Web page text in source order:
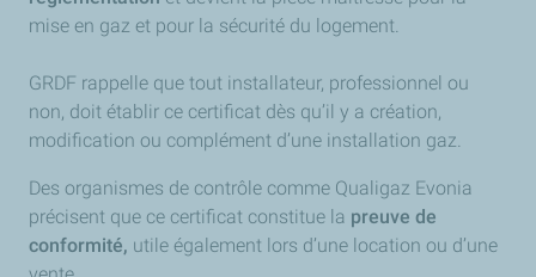
mise en gaz et pour la sécurité du logement.
GRDF rappelle que tout installateur, professionnel ou
non, doit établir ce certificat dès qu’il y a création,
modification ou complément d’une installation gaz.
Des organismes de contrôle comme Qualigaz Evonia
précisent que ce certificat constitue la preuve de
conformité, utile également lors d’une location ou d’une